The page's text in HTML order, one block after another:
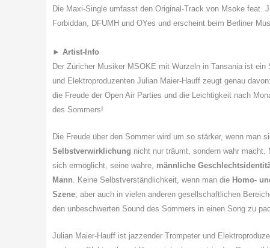
Die Maxi-Single umfasst den Original-Track von Msoke feat.
Forbiddan, DFUMH und OYes und erscheint beim Berliner
► Artist-Info
Der Züricher Musiker MSOKE mit Wurzeln in Tansania ist
und Elektroproduzenten Julian Maier-Hauff zeugt genau
die Freude der Open Air Parties und die Leichtigkeit nach
des Sommers!
Die Freude über den Sommer wird um so stärker, wenn man
Selbstverwirklichung nicht nur träumt, sondern wahr macht.
sich ermöglicht, seine wahre, männliche
Mann. Keine Selbstverständlichkeit, wenn man die Homo-
Szene, aber auch in vielen anderen gesellschaftlichen
den unbeschwerten Sound des Sommers in einen Song zu
Julian Maier-Hauff ist jazzender Trompeter und